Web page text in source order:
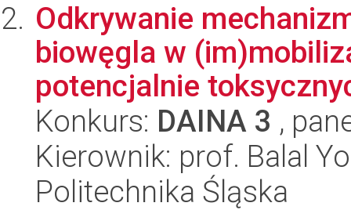
Odkrywanie
biowęgla w
potencjalnie
Konkurs: DAINA 3 ,
Kierownik: prof. Balal
Politechnika Śląska